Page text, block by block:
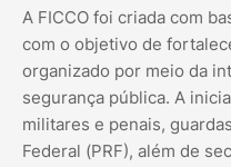
A FICCO foi criada com
com o objetivo de
organizado por meio da
segurança pública. A
militares e penais,
Federal (PRF), além de